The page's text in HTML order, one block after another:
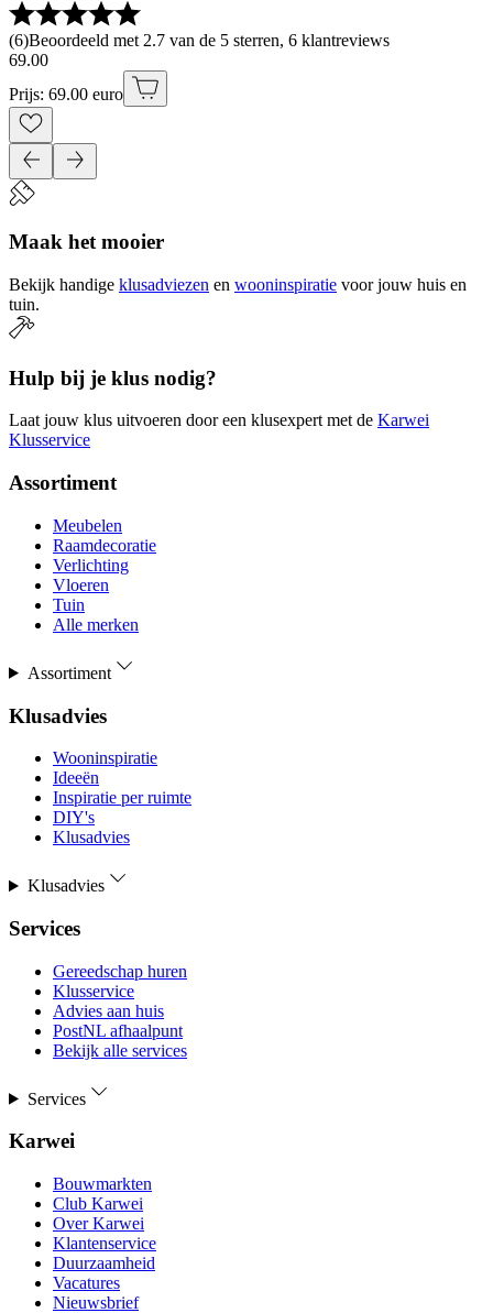
(6)Beoordeeld met 2.7 van de 5 sterren, 6 klantreviews
69.00
Prijs: 69.00 euro
Maak het mooier
Bekijk handige klusadviezen en wooninspiratie voor jouw huis en
tuin.
Hulp bij je klus nodig?
Laat jouw klus uitvoeren door een klusexpert met de Karwei
Klusservice
Assortiment
Meubelen
Raamdecoratie
Verlichting
Vloeren
Tuin
Alle merken
Assortiment
Klusadvies
Wooninspiratie
Ideeën
Inspiratie per ruimte
DIY's
Klusadvies
Klusadvies
Services
Gereedschap huren
Klusservice
Advies aan huis
PostNL afhaalpunt
Bekijk alle services
Services
Karwei
Bouwmarkten
Club Karwei
Over Karwei
Klantenservice
Duurzaamheid
Vacatures
Nieuwsbrief